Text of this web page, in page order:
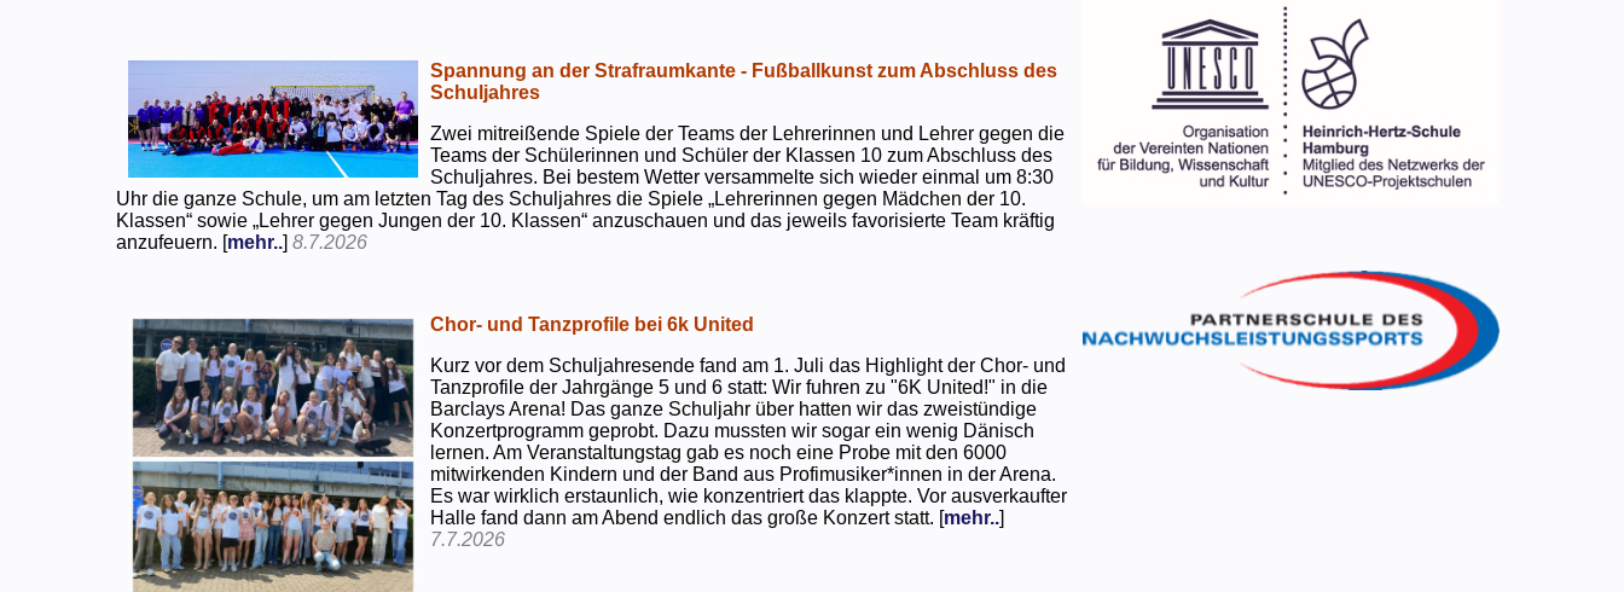
Spannung an der Strafraumkante - Fußballkunst zum Abschluss des
Schuljahres
Zwei mitreißende Spiele der Teams der Lehrerinnen und Lehrer gegen die
Teams der Schülerinnen und Schüler der Klassen 10 zum Abschluss des
Schuljahres. Bei bestem Wetter versammelte sich wieder einmal um 8:30
Uhr die ganze Schule, um am letzten Tag des Schuljahres die Spiele „Lehrerinnen gegen Mädchen der 10.
Klassen“ sowie „Lehrer gegen Jungen der 10. Klassen“ anzuschauen und das jeweils favorisierte Team kräftig
anzufeuern. [mehr..]8.7.2026
Chor- und Tanzprofile bei 6k United
Kurz vor dem Schuljahresende fand am 1. Juli das Highlight der Chor- und
Tanzprofile der Jahrgänge 5 und 6 statt: Wir fuhren zu "6K United!" in die
Barclays Arena! Das ganze Schuljahr über hatten wir das zweistündige
Konzertprogramm geprobt. Dazu mussten wir sogar ein wenig Dänisch
lernen. Am Veranstaltungstag gab es noch eine Probe mit den 6000
mitwirkenden Kindern und der Band aus Profimusiker*innen in der Arena.
Es war wirklich erstaunlich, wie konzentriert das klappte. Vor ausverkaufter
Halle fand dann am Abend endlich das große Konzert statt. [mehr..]
7.7.2026